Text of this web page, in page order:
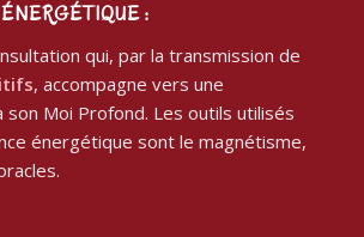
:
qui, par la transmission de
, accompagne vers une
son Moi Profond. Les outils utilisés
énergétique sont le magnétisme,